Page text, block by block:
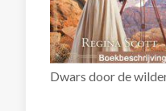
Dwars door de